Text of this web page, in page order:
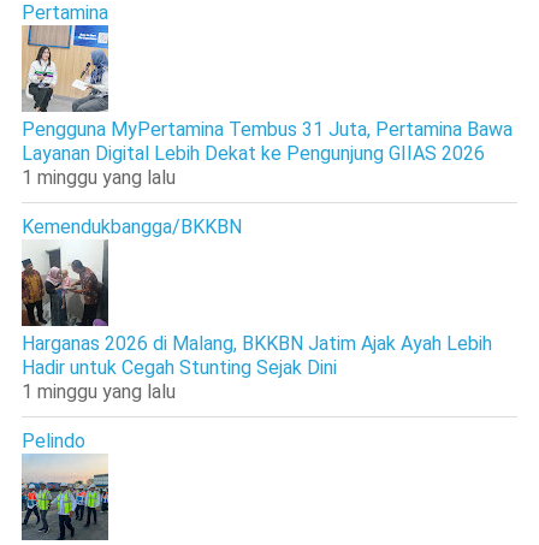
Pertamina
Pengguna MyPertamina Tembus 31 Juta, Pertamina Bawa
Layanan Digital Lebih Dekat ke Pengunjung GIIAS 2026
1 minggu yang lalu
Kemendukbangga/BKKBN
Harganas 2026 di Malang, BKKBN Jatim Ajak Ayah Lebih
Hadir untuk Cegah Stunting Sejak Dini
1 minggu yang lalu
Pelindo